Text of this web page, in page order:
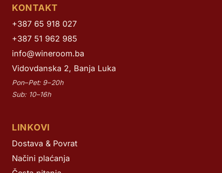
KONTAKT
+387 65 918 027
+387 51 962 985
info@wineroom.ba
Vidovdanska 2, Banja Luka
Pon–Pet: 9–20h
Sub: 10–16h
LINKOVI
Dostava & Povrat
Načini plaćanja